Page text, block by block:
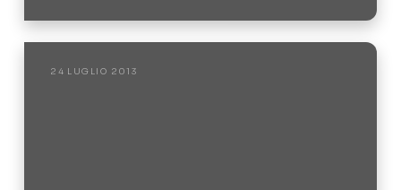
24 LUGLIO 2013